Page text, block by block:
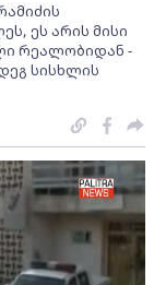
ეს არის მისი
რეალობიდან -
სისხლის